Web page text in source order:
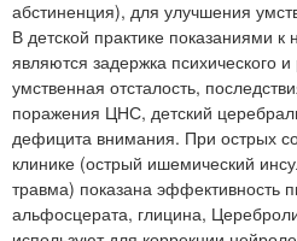
абстиненция), для улучшения
В детской практике показаниями
являются задержка психического и
умственная отсталость,
поражения ЦНС, детский
дефицита внимания. При острых
клинике (острый ишемический
травма) показана эффективность
альфосцерата, глицина,